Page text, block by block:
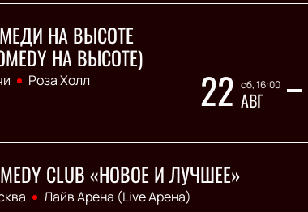
НА ВЫСОТЕ
НА ВЫСОТЕ)
Роза Холл 22 сб, 16:00
АВГ
CLUB «НОВОЕ И ЛУЧШЕЕ»
Лайв Арена (Live Арена)